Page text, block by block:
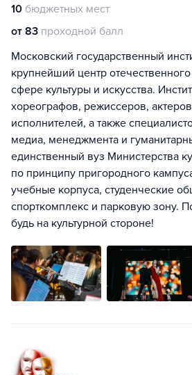
10 бюджетных мест
от 83 проходной балл
Московский государственный
крупнейший центр
сфере культуры и искусства.
хореографов, режиссеров,
исполнителей, а также
медиа, менеджмента и
единственный вуз Министерства
по принципу пригородного
учебные корпуса, студенческие
спорткомплекс и парковую зону.
будь на культурной стороне!